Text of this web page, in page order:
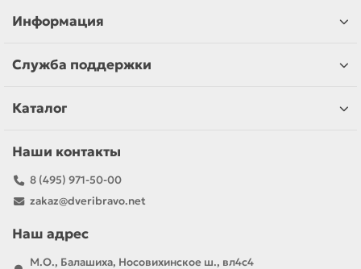
Информация
Служба поддержки
Каталог
Наши контакты
8 (495) 971-50-00
zakaz@dveribravo.net
Наш адрес
М.О., Балашиха, Носовихинское ш., вл4с4